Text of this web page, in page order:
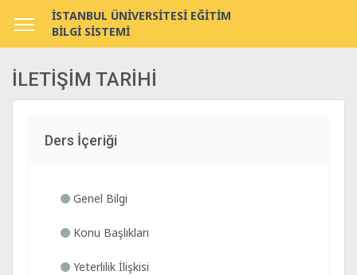
İSTANBUL ÜNİVERSİTESİ EĞİTİM
BİLGİ SİSTEMİ
İLETİŞİM TARİHİ
Ders İçeriği
Genel Bilgi
Konu Başlıkları
Yeterlilik İlişkisi